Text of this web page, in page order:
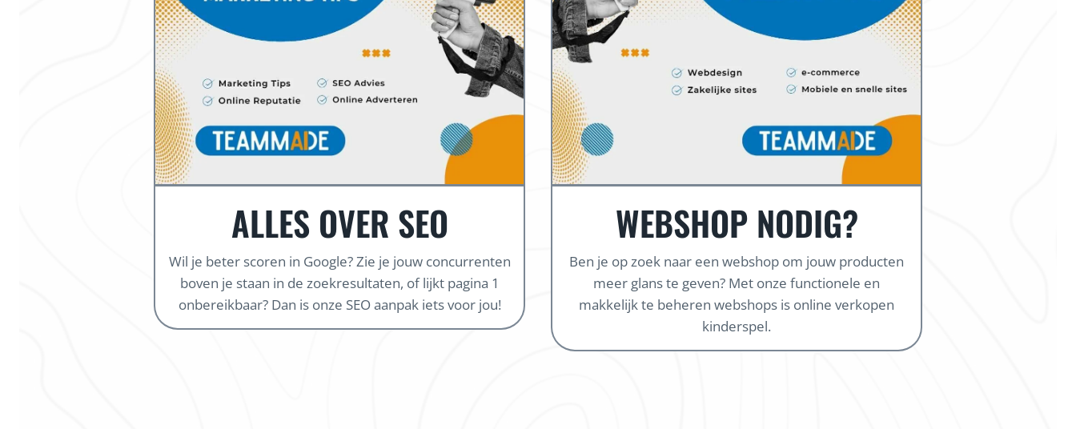
ALLES OVER SEO
Wil je beter scoren in Google? Zie je jouw concurrenten
boven je staan in de zoekresultaten, of lijkt pagina 1
onbereikbaar? Dan is onze SEO aanpak iets voor jou!
WEBSHOP NODIG?
Ben je op zoek naar een webshop om jouw producten
meer glans te geven? Met onze functionele en
makkelijk te beheren webshops is online verkopen
kinderspel.